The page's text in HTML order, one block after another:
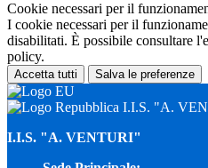
Cookie necessari per il
I cookie necessari per il
disabilitati. È possibile consultare
policy.
Accetta tutti Salva le preferenze
I.I.S. "A.
I.I.S. "A. VENTURI"